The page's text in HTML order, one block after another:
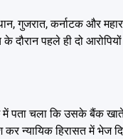
कर्नाटक और
दौरान पहले ही दो
में पता चला कि उसके बैंक
न्यायिक हिरासत में भेज